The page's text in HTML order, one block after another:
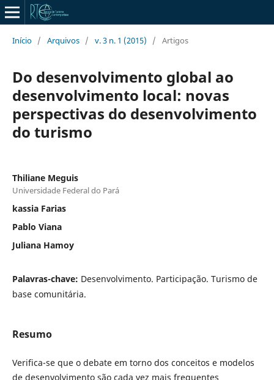
Início / Arquivos / v. 3 n. 1 (2015) / Artigos
Do desenvolvimento global ao
desenvolvimento local: novas
perspectivas do desenvolvimento
do turismo
Thiliane Meguis
Universidade Federal do Pará
kassia Farias
Pablo Viana
Juliana Hamoy
Palavras-chave: Desenvolvimento. Participação. Turismo de
base comunitária.
Resumo
Verifica-se que o debate em torno dos conceitos e modelos
de desenvolvimento são cada vez mais frequentes